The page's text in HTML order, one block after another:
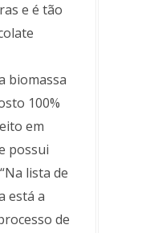
e é tão
biomassa
100%
em
possui
lista de
está a
de